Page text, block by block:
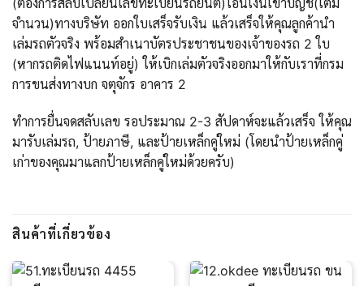
(ต้องการสลับเปลี่ยนเลขทะเบียนรถยนต์)โอนเงินเข้าบัญชี(เต็ม
จำนวน)ทางบริษัท ออกใบเสร็จรับเงิน แล้วเสร็จให้คุณลูกค้านำ
เล่มรถตัวจริง พร้อมสำเนาบัตรประชาชนของเจ้าของรถ 2 ใบ
(หากรถติดไฟแนนท์อยู่) ให้เบิกเล่มตัวจริงออกมาให้กับเราที่กรม
การขนส่งทางบก จตุจักร อาคาร 2
ทำการยื่นจดสลับเลข รอประมาณ 2-3 สัปดาห์จะแล้วเสร็จ ให้คุณ
มารับเล่มรถ, ป้ายภาษี, และป้ายเหล็กคู่ใหม่ (โดยนำป้ายเหล็กคู่
เก่าของคุณมาแลกป้ายเหล็กคู่ใหม่ด้วยครับ)
สินค้าที่เกี่ยวข้อง